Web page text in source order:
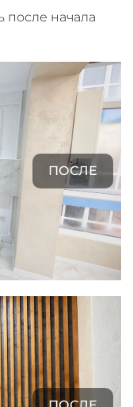
после начала
ПОСЛЕ